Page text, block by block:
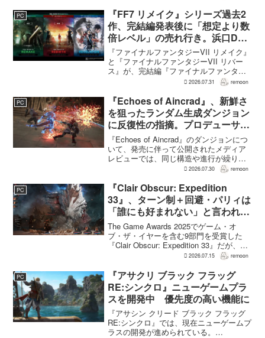
the Ron...
PC
『FF7 リメイク』シリーズ過去2
作、完結編発表後に「想定より数
倍レベル」の売れ行き。浜口Dが
明かす
『ファイナルファンタジーVII リメイク』
と『ファイナルファンタジーVII リバー
ス』が、完結編『ファイナルファンタジ
ーVII リベレーション』の発表後、「我々
ると、シリーズディレクターの浜口直樹
氏がAU...
2026.07.31 remoon
PC
『Echoes of Aincrad』、新鮮さ
を狙ったランダム生成ダンジョン
に反復性の指摘。プロデューサー
は発売前に採用理由を説明
『Echoes of Aincrad』のダンジョンにつ
いて、発売に伴って公開されたメディア
レビューでは、同じ構造や進行が繰り返
されるとの評価が出ている。発売前の7月
は、ゲーム総合プロデューサーの二見鷹
介氏が...
2026.07.30 remoon
PC
『Clair Obscur: Expedition
33』、ターン制＋回避・パリィは
「誰にも好まれない」と言われて
いた 開発陣は実際に遊んだ面白
さを優先
The Game Awards 2025でゲーム・オ
ブ・ザ・イヤーを含む9部門を受賞した
『Clair Obscur: Expedition 33』だが、タ
ーン制バトルに回避やパリィを組み合わ
い」と何度も言...
2026.07.15 remoon
PC
『アサクリ ブラック フラッグ
RE:シンクロ』ニューゲームプラ
スを開発中 優先度の高い機能に
『アサシン クリード ブラック フラッグ
RE:シンクロ』では、現在ニューゲームプ
ラスの開発が進められている。